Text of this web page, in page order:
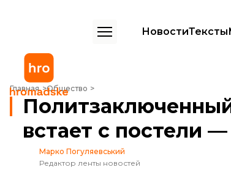
НовостиТексты
Главная Общество
Политзаключенный Бекиров из-за проблем со спиной
встает с постели
Марко Погуляевський
Редактор ленты новостей